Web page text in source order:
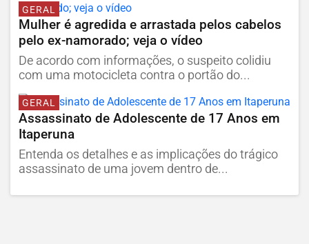
GERAL
Mulher é agredida e arrastada pelos cabelos
pelo ex-namorado; veja o vídeo
De acordo com informações, o suspeito colidiu
com uma motocicleta contra o portão do...
GERAL
Assassinato de Adolescente de 17 Anos em
Itaperuna
Entenda os detalhes e as implicações do trágico
assassinato de uma jovem dentro de...